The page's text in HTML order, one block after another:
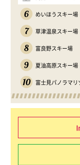
6 めいほうスキー場
7 草津温泉スキー場
8 富良野スキー場
9 夏油高原スキー場
10 富士見パノラマリ